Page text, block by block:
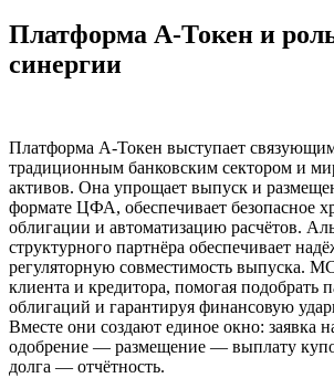
Платформа А-Токен и
синергии
Платформа А-Токен выступает
традиционным банковским сектором и
активов. Она упрощает выпуск и
формате ЦФА, обеспечивает безопасное
облигации и автоматизацию расчётов.
структурного партнёра обеспечивает
регуляторную совместимость выпуска.
клиента и кредитора, помогая подобрать
облигаций и гарантируя финансовую
Вместе они создают единое окно: заявка
одобрение — размещение — выплату
долга — отчётность.